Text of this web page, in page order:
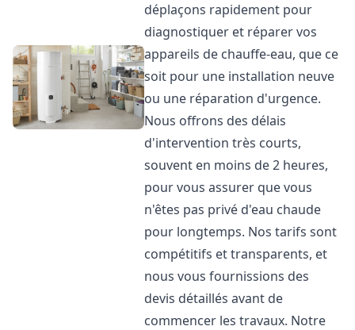
déplaçons rapidement pour
diagnostiquer et réparer vos
appareils de chauffe-eau, que ce
soit pour une installation neuve
ou une réparation d'urgence.
Nous offrons des délais
d'intervention très courts,
souvent en moins de 2 heures,
pour vous assurer que vous
n'êtes pas privé d'eau chaude
pour longtemps. Nos tarifs sont
compétitifs et transparents, et
nous vous fournissions des
devis détaillés avant de
commencer les travaux. Notre